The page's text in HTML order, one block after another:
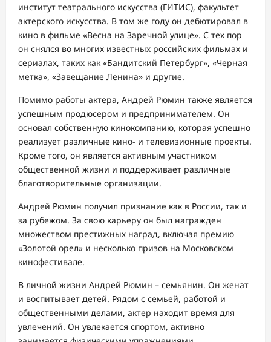
институт театрального искусства (ГИТИС), факультет
актерского искусства. В том же году он дебютировал в
кино в фильме «Весна на Заречной улице». С тех пор
он снялся во многих известных российских фильмах и
сериалах, таких как «Бандитский Петербург», «Черная
метка», «Завещание Ленина» и другие.
Помимо работы актера, Андрей Рюмин также является
успешным продюсером и предпринимателем. Он
основал собственную кинокомпанию, которая успешно
реализует различные кино- и телевизионные проекты.
Кроме того, он является активным участником
общественной жизни и поддерживает различные
благотворительные организации.
Андрей Рюмин получил признание как в России, так и
за рубежом. За свою карьеру он был награжден
множеством престижных наград, включая премию
«Золотой орел» и несколько призов на Московском
кинофестивале.
В личной жизни Андрей Рюмин – семьянин. Он женат
и воспитывает детей. Рядом с семьей, работой и
общественными делами, актер находит время для
увлечений. Он увлекается спортом, активно